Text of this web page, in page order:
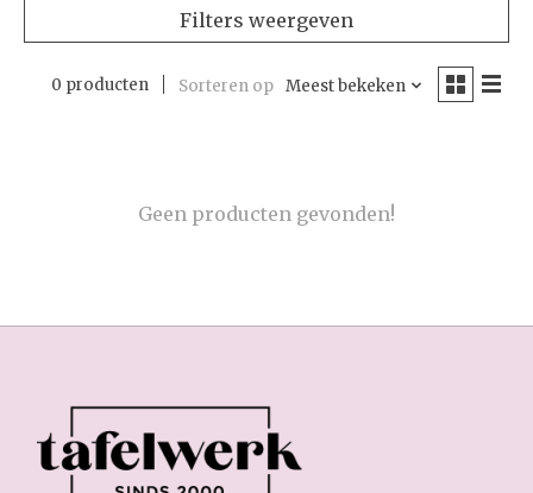
Filters weergeven
0 producten Sorteren op Meest bekeken
Geen producten gevonden!